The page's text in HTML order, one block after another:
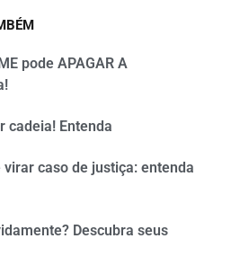
pode APAGAR A
cadeia! Entenda
caso de justiça: entenda
Descubra seus